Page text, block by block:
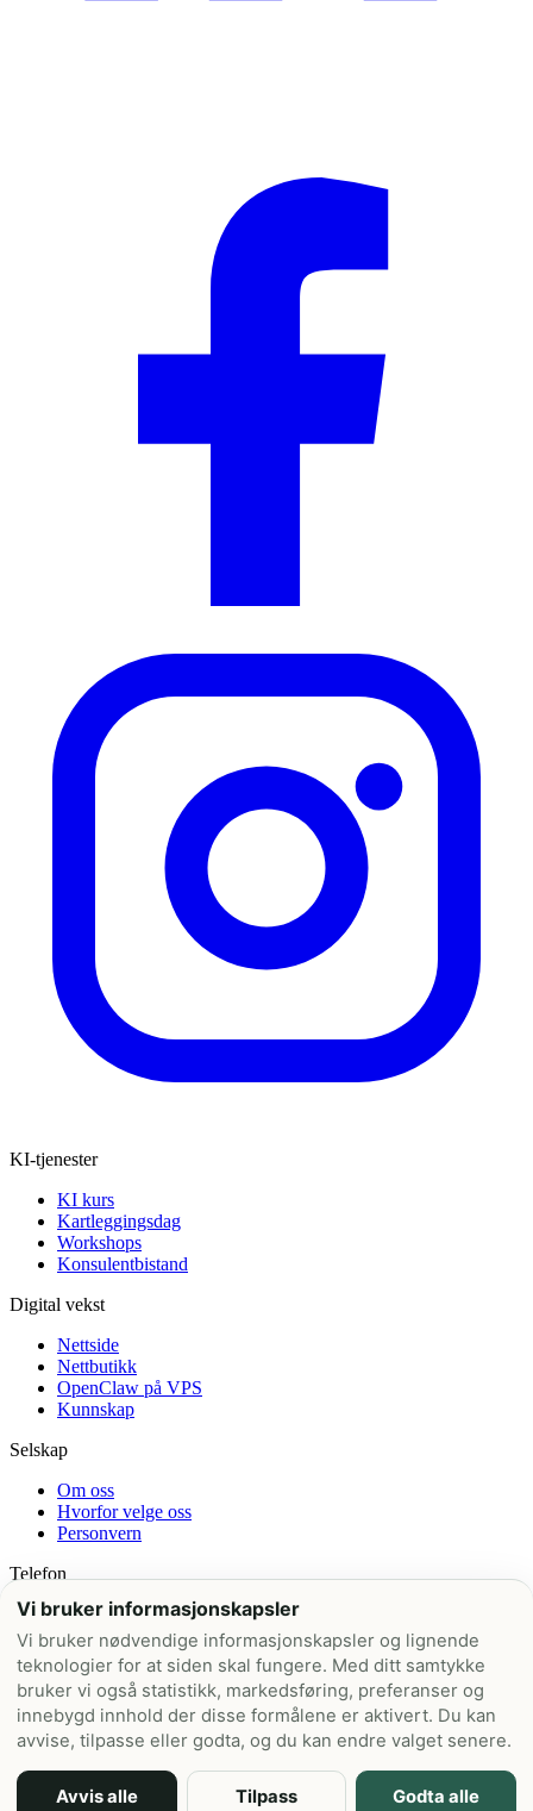
Vi bruker informasjonskapsler
Vi bruker nødvendige informasjonskapsler og lignende
teknologier for at siden skal fungere. Med ditt samtykke
bruker vi også statistikk, markedsføring, preferanser og
innebygd innhold der disse formålene er aktivert. Du kan
avvise, tilpasse eller godta, og du kan endre valget senere.
Avvis alle Tilpass Godta alle
KI-tjenester
KI kurs
Kartleggingsdag
Workshops
Konsulentbistand
Digital vekst
Nettside
Nettbutikk
OpenClaw på VPS
Kunnskap
Selskap
Om oss
Hvorfor velge oss
Personvern
Telefon
+47 21 99 42 00
E-post
post@nettskred.no
Kontor
Vollen Marina 11, 1390 Vollen
© 2026 NETTSKRED.NO